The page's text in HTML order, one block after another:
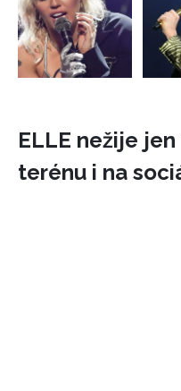
ELLE nežije
terénu i na